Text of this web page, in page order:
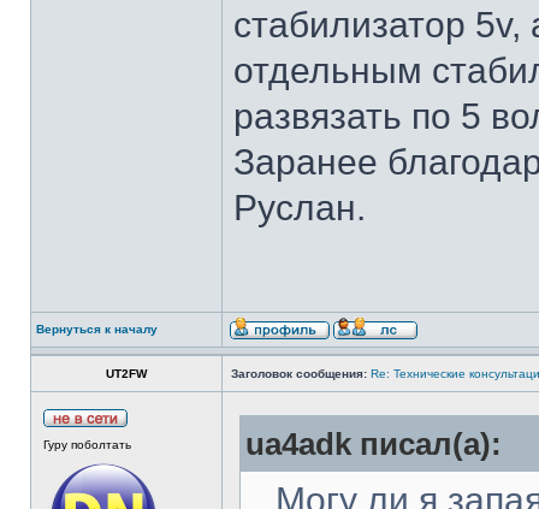
стабилизатор 5v,
отдельным
развязать по 5
Заранее
Руслан.
Вернуться к началу
UT2FW Заголовок сообщения: Re: Технические
Гуру поболтать ua4adk писал(а):
...Могу ли я